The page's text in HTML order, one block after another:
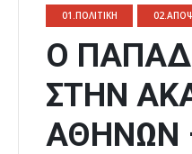
01.ΠΟΛΙΤΙΚΗ
Ο
ΣΤΗΝ
ΑΘΗΝΩΝ